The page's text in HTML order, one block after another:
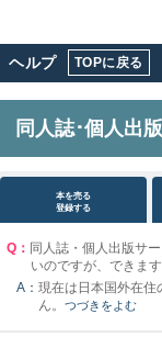
ヘルプ TOPに戻る
同人誌･個人出
本を売る
登録する
Q： 同人誌・個人出版サ
いのですが、できま
A： 現在は日本国外在住
ん。 つづきをよむ